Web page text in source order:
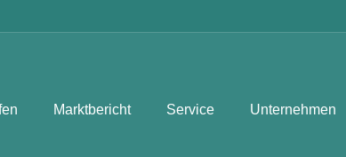
Marktbericht Service Unternehmen